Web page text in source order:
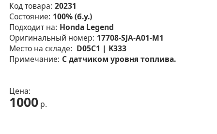
Код товара: 20231
Состояние: 100% (б.у.)
Подходит на: Honda Legend
Оригинальный номер: 17708-SJA-A01-M1
Место на складе: D05C1 | K333
Примечание: С датчиком уровня топлива.
Цена:
1000 р.